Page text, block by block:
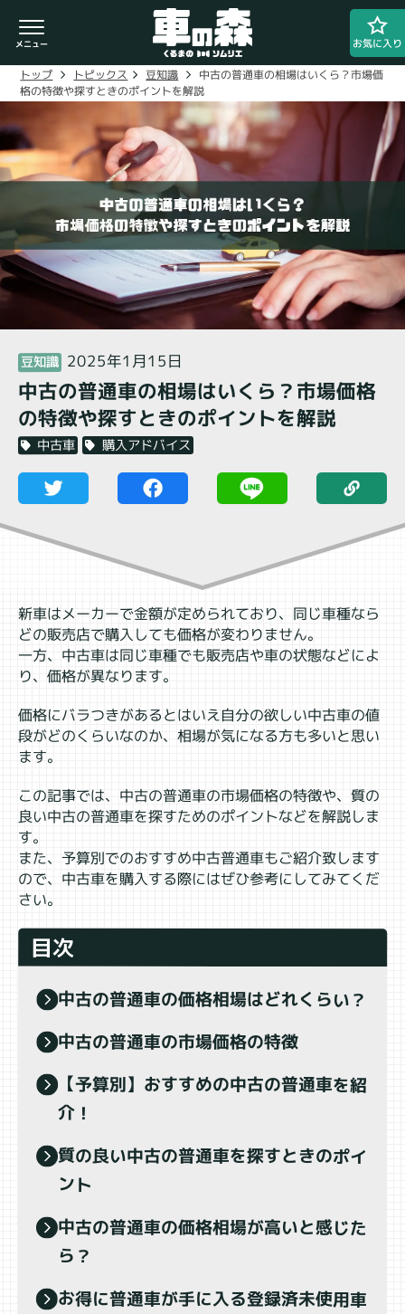
お気に入り
車検・整備のお問い合わせ
0800-080-1777
ご希望の店舗をタップしてください。
車の森
閉じる
トップ トピックス 豆知識 中古の普通車の相場はいくら？市場価
格の特徴や探すときのポイントを解説
豆知識 2025年1月15日
中古の普通車の相場はいくら？市場価格
の特徴や探すときのポイントを解説
中古車 購入アドバイス
新車はメーカーで金額が定められており、同じ車種なら
どの販売店で購入しても価格が変わりません。
一方、中古車は同じ車種でも販売店や車の状態などによ
り、価格が異なります。
価格にバラつきがあるとはいえ自分の欲しい中古車の値
段がどのくらいなのか、相場が気になる方も多いと思い
ます。
この記事では、中古の普通車の市場価格の特徴や、質の
良い中古の普通車を探すためのポイントなどを解説しま
す。
また、予算別でのおすすめ中古普通車もご紹介致します
ので、中古車を購入する際にはぜひ参考にしてみてくだ
さい。
目次
中古の普通車の価格相場はどれくらい？
中古の普通車の市場価格の特徴
【予算別】おすすめの中古の普通車を紹
介！
質の良い中古の普通車を探すときのポイ
ント
中古の普通車の価格相場が高いと感じた
ら？
お得に普通車が手に入る登録済未使用車